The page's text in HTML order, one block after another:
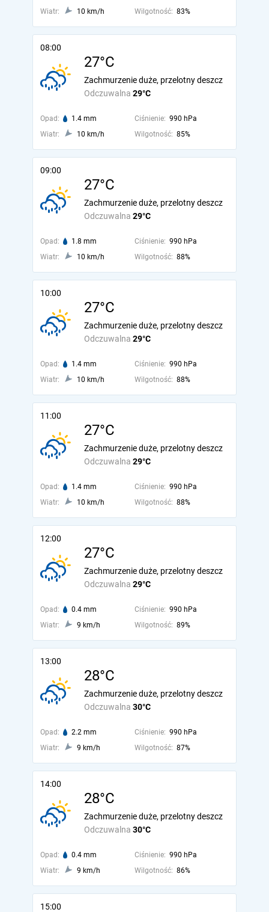
Wiatr: 10 km/h Wilgotność: 83%
08:00
27°C
Odczuwalna 29°C
Zachmurzenie duże, przelotny deszcz
Opad: 1.4 mm Ciśnienie: 990 hPa
Wiatr:
10 km/h Wilgotność: 85%
09:00
27°C
Odczuwalna 29°C
Zachmurzenie duże, przelotny deszcz
Opad: 1.8 mm Ciśnienie: 990 hPa
Wiatr:
10 km/h Wilgotność: 88%
10:00
27°C
Odczuwalna 29°C
Zachmurzenie duże, przelotny deszcz
Opad: 1.4 mm Ciśnienie: 990 hPa
Wiatr:
10 km/h Wilgotność: 88%
11:00
27°C
Odczuwalna 29°C
Zachmurzenie duże, przelotny deszcz
Opad: 1.4 mm Ciśnienie: 990 hPa
Wiatr:
10 km/h Wilgotność: 88%
12:00
27°C
Odczuwalna 29°C
Zachmurzenie duże, przelotny deszcz
Opad: 0.4 mm Ciśnienie: 990 hPa
Wiatr:
9 km/h Wilgotność: 89%
13:00
28°C
Odczuwalna 30°C
Zachmurzenie duże, przelotny deszcz
Opad: 2.2 mm Ciśnienie: 990 hPa
Wiatr:
9 km/h Wilgotność: 87%
14:00
28°C
Odczuwalna 30°C
Zachmurzenie duże, przelotny deszcz
Opad: 0.4 mm Ciśnienie: 990 hPa
Wiatr:
9 km/h Wilgotność: 86%
15:00